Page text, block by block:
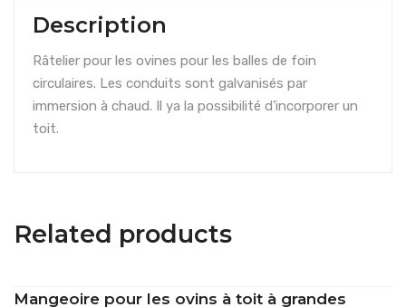
Description
Râtelier pour les ovines pour les balles de foin
circulaires. Les conduits sont galvanisés par
immersion à chaud. Il ya la possibilité d’incorporer un
toit.
Related products
Mangeoire pour les ovins à toit à grandes